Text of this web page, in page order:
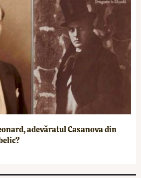
adevăratul Casanova din